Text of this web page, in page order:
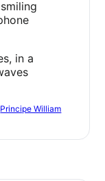
Principe William